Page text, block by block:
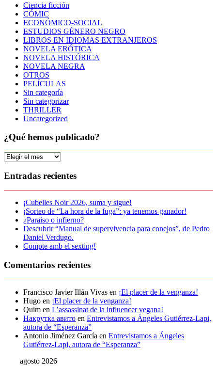
Ciencia ficción
CÓMIC
ECONÓMICO-SOCIAL
ESTUDIOS GÉNERO NEGRO
LIBROS EN IDIOMAS EXTRANJEROS
NOVELA ERÓTICA
NOVELA HISTÓRICA
NOVELA NEGRA
OTROS
PELÍCULAS
Sin categoría
Sin categorizar
THRILLER
Uncategorized
¿Qué hemos publicado?
¿Qué
publicado?
Entradas recientes
¡Cubelles Noir 2026, suma y sigue!
¡Sorteo de “La hora de la fuga”: ya tenemos ganador!
¿Paraíso o infierno?
Descubrir “Manual de supervivencia para conejos”, de Pedro
Daniel Verdugo.
Compte amb el sexting!
Comentarios recientes
Francisco Javier Illán Vivas en ¡El placer de la venganza!
Hugo en ¡El placer de la venganza!
Quim en L’assassinat de la influencer vegana!
Накрутка авито en Entrevistamos a Ángeles Gutiérrez-Lapi,
autora de “Esperanza”
Antonio Jiménez García en Entrevistamos a Ángeles
Gutiérrez-Lapi, autora de “Esperanza”
agosto 2026